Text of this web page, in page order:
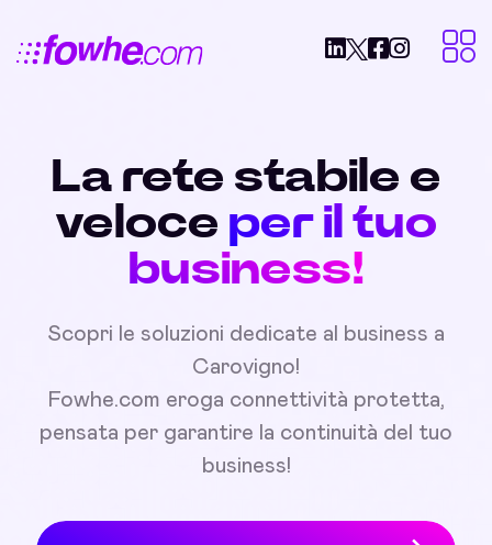
La rete stabile e
veloce per il tuo
business!
Scopri le soluzioni dedicate al business a
Carovigno!
Fowhe.com eroga connettività protetta,
pensata per garantire la continuità del tuo
business!